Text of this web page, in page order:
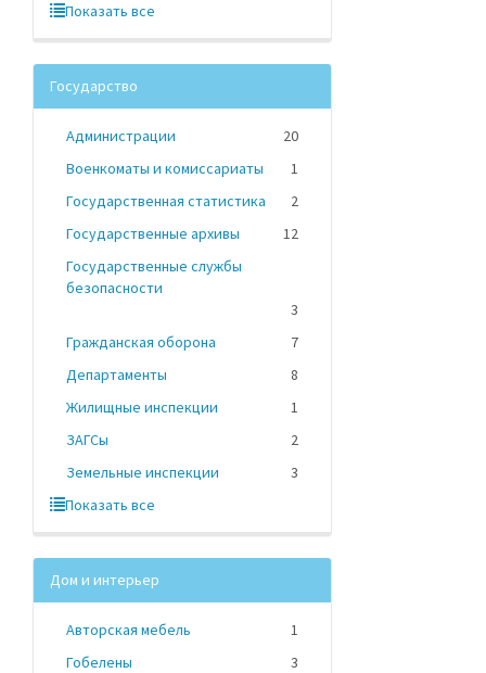
Показать все
Государство
Администрации
20
Военкоматы и комиссариаты
1
Государственная статистика
2
Государственные архивы
12
Государственные службы
безопасности
3
Гражданская оборона
7
Департаменты
8
Жилищные инспекции
1
ЗАГСы
2
Земельные инспекции
3
Показать все
Дом и интерьер
Авторская мебель
1
Гобелены
3